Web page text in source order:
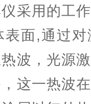
采用的工
面,通过
波，光源
这一热波